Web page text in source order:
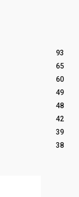
93
65
60
49
48
42
39
38